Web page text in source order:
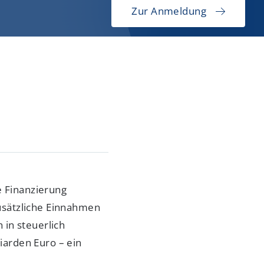
Zur Anmeldung
Finanzierung
Einnahmen
in steuerlich
Euro – ein